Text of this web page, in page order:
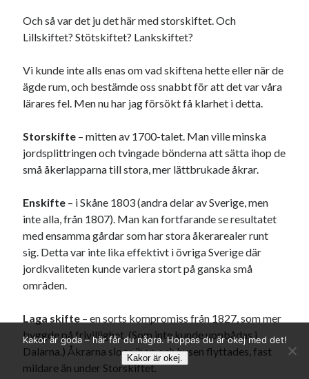
Och så var det ju det här med storskiftet. Och
Lillskiftet? Stötskiftet? Lankskiftet?
Vi kunde inte alls enas om vad skiftena hette eller när de
ägde rum, och bestämde oss snabbt för att det var våra
lärares fel. Men nu har jag försökt få klarhet i detta.
Storskifte – mitten av 1700-talet. Man ville minska
jordsplittringen och tvingade bönderna att sätta ihop de
små åkerlapparna till stora, mer lättbrukade åkrar.
Enskifte – i Skåne 1803 (andra delar av Sverige, men
inte alla, från 1807). Man kan fortfarande se resultatet
med ensamma gårdar som har stora åkerarealer runt
sig. Detta var inte lika effektivt i övriga Sverige där
jordkvaliteten kunde variera stort på ganska små
områden.
Laga skifte – en sorts kompromiss från 1827, som mer
byggde på frivillighet. (Som inte kunde uppbådas i
Dalarna.) Åkrarna slogs ihop och husen flyttades, fast
mildare än under Storskiftet.
Kakor är goda – här får du några. Hoppas du är okej med det!
Kakor är okej.